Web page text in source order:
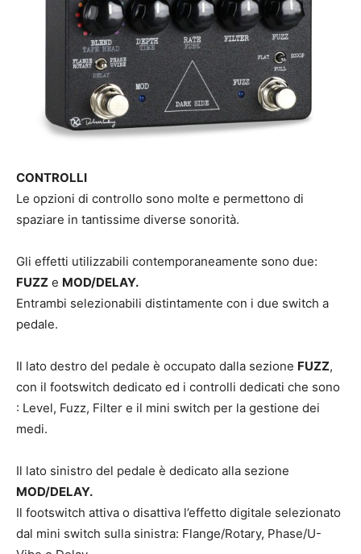
CONTROLLI
Le opzioni di controllo sono molte e permettono di
spaziare in tantissime diverse sonorità.
Gli effetti utilizzabili contemporaneamente sono due:
FUZZ e MOD/DELAY.
Entrambi selezionabili distintamente con i due switch a
pedale.
Il lato destro del pedale è occupato dalla sezione FUZZ,
con il footswitch dedicato ed i controlli dedicati che sono
: Level, Fuzz, Filter e il mini switch per la gestione dei
medi.
Il lato sinistro del pedale è dedicato alla sezione
MOD/DELAY.
Il footswitch attiva o disattiva l’effetto digitale selezionato
dal mini switch sulla sinistra: Flange/Rotary, Phase/U-